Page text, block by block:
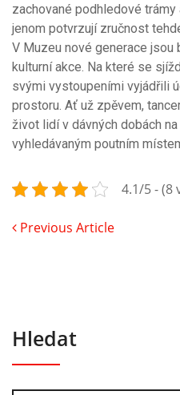
zachované podhledové
jenom potvrzují zručnost
V Muzeu nové generace jsou
kulturní akce. Na které se
svými vystoupeními vyjádřili
prostoru. Ať už zpěvem,
život lidí v dávných dobách
vyhledávaným poutním
4.1/5 - (8
Previous Article
Hledat